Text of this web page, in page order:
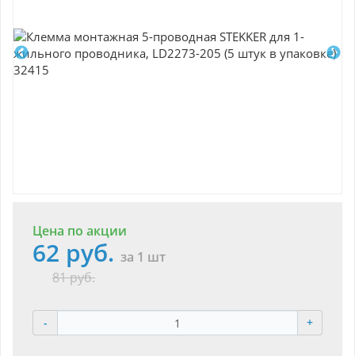
Цена по акции
62 руб. за 1 шт
81 руб.
- +